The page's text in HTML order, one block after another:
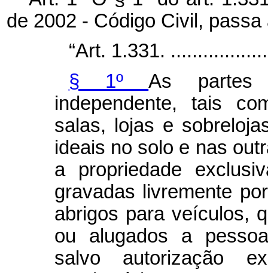
de 2002 - Código Civil,
“Art. 1.331.
§ 1ºAs partes
independente, tais
salas, lojas e
ideais no solo e nas
a propriedade
gravadas livremente
abrigos para veículos,
ou alugados a
salvo autorização